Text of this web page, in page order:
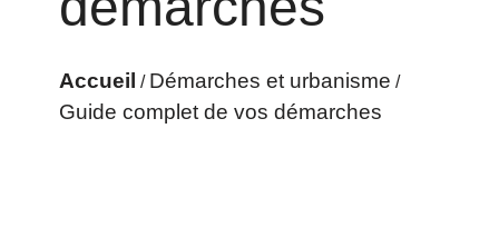
Accueil / Démarches et urbanisme /
Guide complet de vos démarches